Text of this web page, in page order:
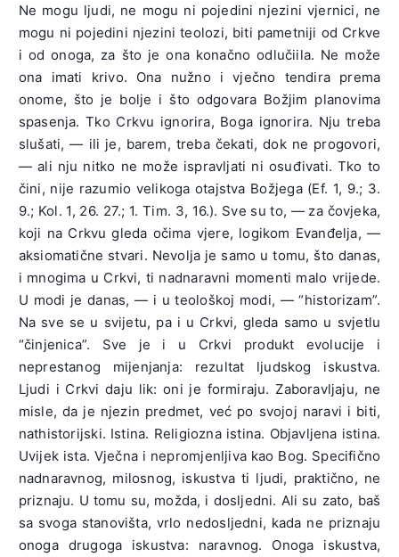
Ne mogu ljudi, ne mogu ni pojedini njezini vjernici, ne
mogu ni pojedini njezini teolozi, biti pametniji od Crkve
i od onoga, za što je ona konačno odlučiila. Ne može
ona imati krivo. Ona nužno i vječno tendira prema
onome, što je bolje i što odgovara Božjim planovima
spasenja. Tko Crkvu ignorira, Boga ignorira. Nju treba
slušati, — ili je, barem, treba čekati, dok ne progovori,
— ali nju nitko ne može ispravljati ni osuđivati. Tko to
čini, nije razumio velikoga otajstva Božjega (Ef. 1, 9.; 3.
9.; Kol. 1, 26. 27.; 1. Tim. 3, 16.). Sve su to, — za čovjeka,
koji na Crkvu gleda očima vjere, logikom Evanđelja, —
aksiomatične stvari. Nevolja je samo u tomu, što danas,
i mnogima u Crkvi, ti nadnaravni momenti malo vrijede.
U modi je danas, — i u teološkoj modi, — “historizam”.
Na sve se u svijetu, pa i u Crkvi, gleda samo u svjetlu
“činjenica”. Sve je i u Crkvi produkt evolucije i
neprestanog mijenjanja: rezultat ljudskog iskustva.
Ljudi i Crkvi daju lik: oni je formiraju. Zaboravljaju, ne
misle, da je njezin predmet, već po svojoj naravi i biti,
nathistorijski. Istina. Religiozna istina. Objavljena istina.
Uvijek ista. Vječna i nepromjenljiva kao Bog. Specifično
nadnaravnog, milosnog, iskustva ti ljudi, praktično, ne
priznaju. U tomu su, možda, i dosljedni. Ali su zato, baš
sa svoga stanovišta, vrlo nedosljedni, kada ne priznaju
onoga drugoga iskustva: naravnog. Onoga iskustva,